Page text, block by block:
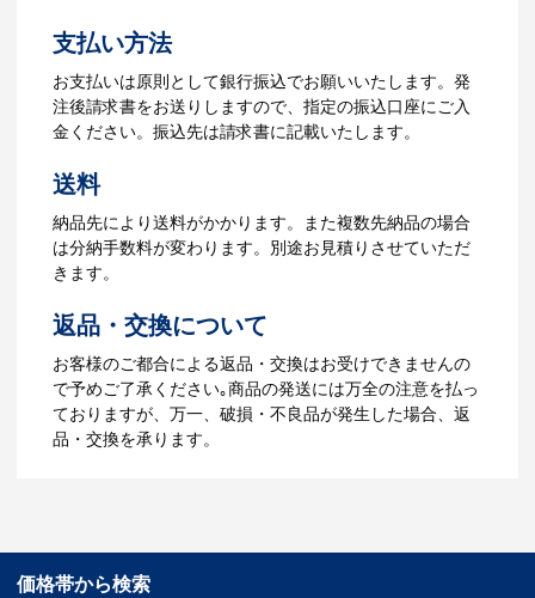
ら、ご注文書をお送りします。
【名入れをする場合】名入れに必要なデ
ータをご入稿頂き、名入れイメージをデ
ータでご確認いただきます。
4.納品
【名入れをする場合】データのご入稿後
３週間程度で納品となります。
【名入れなしの場合】在庫がある場合、3
～5営業日程度で納品となります。
ご利用ガイドをもっとみる
支払い方法
お支払いは原則として銀行振込でお願いいたします。発
注後請求書をお送りしますので、指定の振込口座にご入
金ください。振込先は請求書に記載いたします。
送料
納品先により送料がかかります。また複数先納品の場合
は分納手数料が変わります。別途お見積りさせていただ
きます。
返品・交換について
お客様のご都合による返品・交換はお受けできませんの
で予めご了承ください｡商品の発送には万全の注意を払っ
ておりますが、万一、破損・不良品が発生した場合、返
品・交換を承ります。
価格帯から検索